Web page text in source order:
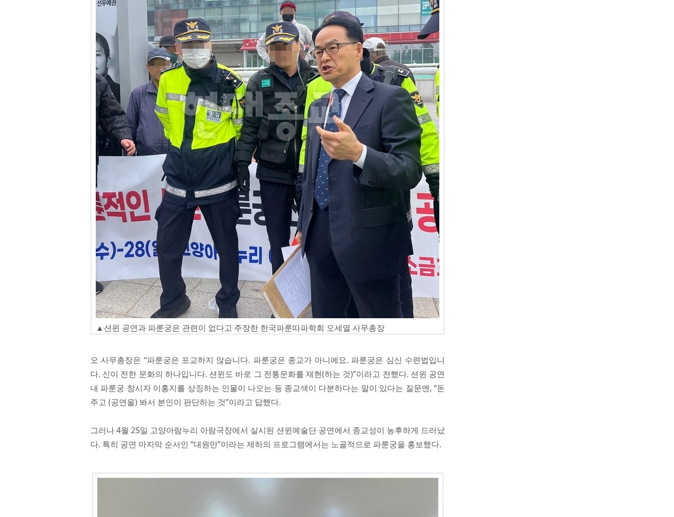
▲션윈 공연과 파룬궁은 관련이 없다고 주장한 한국파룬따파학회 오세열 사무총장
오 사무총장은 “파룬궁은 포교하지 않습니다. 파룬궁은 종교가 아니에요. 파룬궁은 심신 수련법입니
다. 신이 전한 문화의 하나입니다. 션윈도 바로 그 전통문화를 재현(하는 것)”이라고 전했다. 션윈 공연
내 파룬궁 창시자 이홍지를 상징하는 인물이 나오는 등 종교색이 다분하다는 말이 있다는 질문엔, “돈
주고 (공연을) 봐서 본인이 판단하는 것”이라고 답했다.
그러나 4월 25일 고양아람누리 아람극장에서 실시된 션윈예술단 공연에서 종교성이 농후하게 드러났
다. 특히 공연 마지막 순서인 “대원만”이라는 제하의 프로그램에서는 노골적으로 파룬궁을 홍보했다.